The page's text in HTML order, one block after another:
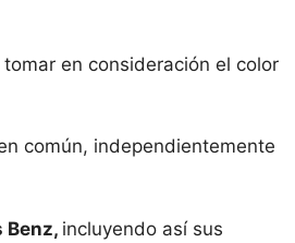
en consideración el color
común, independientemente
Benz, incluyendo así sus